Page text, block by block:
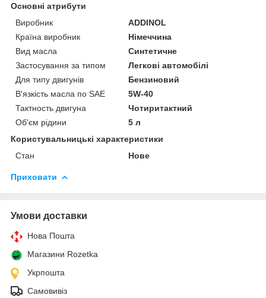
Основні атрибути
Виробник
ADDINOL
Країна виробник
Німеччина
Вид масла
Синтетичне
Застосування за типом
Легкові автомобілі
Для типу двигунів
Бензиновий
В'язкість масла по SAE
5W-40
Тактность двигуна
Чотиритактний
Об'єм рідини
5 л
Користувальницькі характеристики
Стан
Нове
Приховати
Умови доставки
Нова Пошта
Магазини Rozetka
Укрпошта
Самовивіз